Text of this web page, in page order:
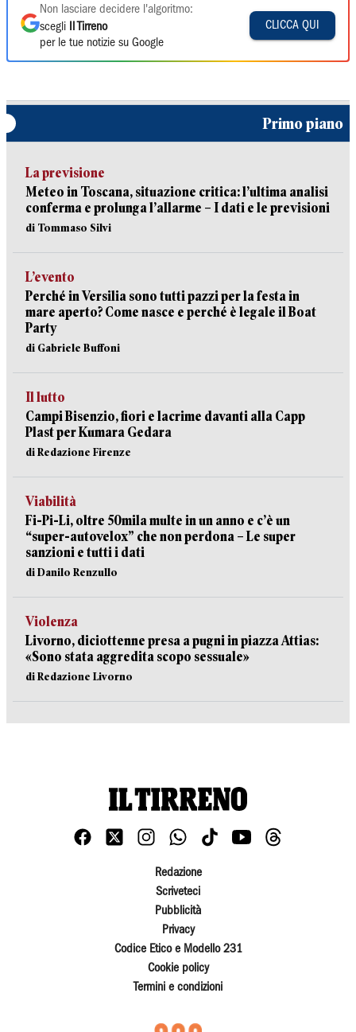
Non lasciare decidere l'algoritmo:
scegli
Il Tirreno
per le tue notizie su Google
CLICCA QUI
Primo piano
La previsione
Meteo in Toscana, situazione critica: l’ultima analisi
conferma e prolunga l’allarme – I dati e le previsioni
di Tommaso Silvi
L’evento
Perché in Versilia sono tutti pazzi per la festa in
mare aperto? Come nasce e perché è legale il Boat
Party
di Gabriele Buffoni
Il lutto
Campi Bisenzio, fiori e lacrime davanti alla Capp
Plast per Kumara Gedara
di Redazione Firenze
Viabilità
Fi-Pi-Li, oltre 50mila multe in un anno e c’è un
“super-autovelox” che non perdona – Le super
sanzioni e tutti i dati
di Danilo Renzullo
Violenza
Livorno, diciottenne presa a pugni in piazza Attias:
«Sono stata aggredita scopo sessuale»
di Redazione Livorno
Redazione
Scriveteci
Pubblicità
Privacy
Codice Etico e Modello 231
Cookie policy
Termini e condizioni